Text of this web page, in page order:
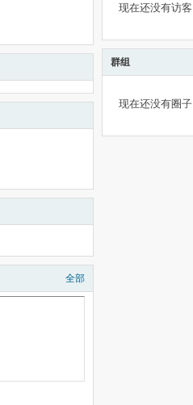
全部
现在还没有访客
群组
现在还没有圈子